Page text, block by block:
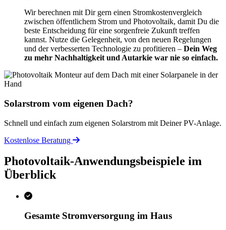
Wir berechnen mit Dir gern einen Stromkostenvergleich
zwischen öffentlichem Strom und Photovoltaik, damit Du die
beste Entscheidung für eine sorgenfreie Zukunft treffen
kannst. Nutze die Gelegenheit, von den neuen Regelungen
und der verbesserten Technologie zu profitieren – Dein Weg
zu mehr Nachhaltigkeit und Autarkie war nie so einfach.
Solarstrom vom eigenen Dach?
Schnell und einfach zum eigenen Solarstrom mit Deiner PV-Anlage.
Kostenlose Beratung
Photovoltaik-Anwendungsbeispiele im
Überblick
Gesamte Stromversorgung im Haus